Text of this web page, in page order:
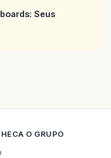
Seus
O GRUPO